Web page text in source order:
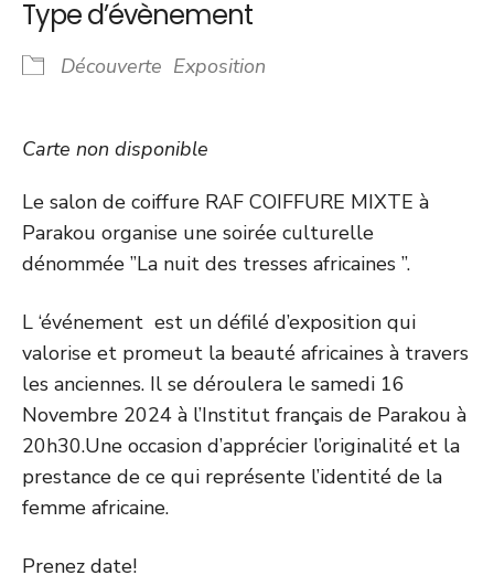
Type d’évènement
Découverte Exposition
Carte non disponible
Le salon de coiffure RAF COIFFURE MIXTE à
Parakou organise une soirée culturelle
dénommée ”La nuit des tresses africaines ”.
L ‘événement est un défilé d’exposition qui
valorise et promeut la beauté africaines à travers
les anciennes. Il se déroulera le samedi 16
Novembre 2024 à l’Institut français de Parakou à
20h30.Une occasion d’apprécier l’originalité et la
prestance de ce qui représente l’identité de la
femme africaine.
Prenez date!